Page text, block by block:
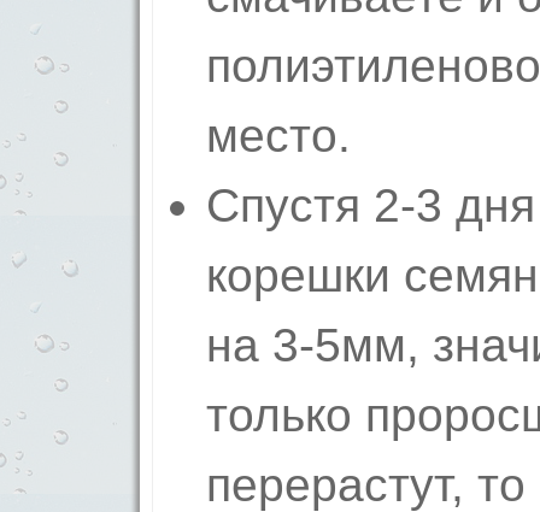
место.
Спустя 2-3
корешки
на 3-5мм,
только
перерастут,